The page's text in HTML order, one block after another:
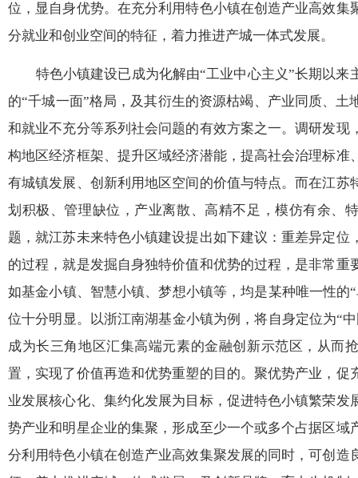
位，显自身优势。在充分利用特色小镇在创造产业高效集
分就业和创业空间的特征，着力推进产城一体式发展。
特色小镇建设已成为化解由“工业中心主义”长期以来
的“千城一面”格局，及其衍生的资源枯竭、产业同质、土
和就业不充分等系列社会问题的有效方案之一。调研发现
构地区经济框架、提升区域经济潜能，提高社会治理标准
有城镇发展、创新利用地区空间的价值与特点。而在江苏
划积极、管理缺位，产业离散、高精不足，模仿有余、
题，就江苏未来特色小镇建设提出如下建议：重差异定位
的过程，就是发掘自身独特价值和优势的过程，是非常重
如基金小镇、智慧小镇、梦想小镇等，均是某种唯一性的
位十分明显。以浙江南湖基金小镇为例，将自身定位为“
成为长三角地区汇集高端元素的金融创新示范区，从而
置，实现了价值再造和优势重塑的目的。聚优势产业，促
业发展核心化、集约化发展为目标，促进特色小镇繁荣发
势产业和明星企业的集聚，形成至少一个或多个占据区域
分利用特色小镇在创造产业高效集聚发展的同时，可创造